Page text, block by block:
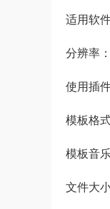
适用软
分辨率
使用插
模板格
模板音
文件大